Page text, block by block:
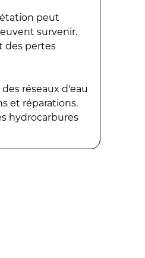
peut
survenir.
des pertes
réseaux d'eau
et réparations.
hydrocarbures